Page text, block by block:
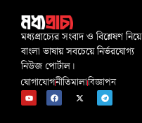
মধ্যপ্রাচ্যের সংবাদ ও বিশ্লেষণ নিয়ে
বাংলা ভাষায় সবচেয়ে নির্ভরযোগ্য
নিউজ পোর্টাল।
যোগাযোগনীতিমালাবিজ্ঞাপন